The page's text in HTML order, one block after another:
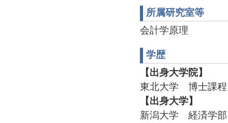
所属研究室等
会計学原理
学歴
【出身大学院】
東北大学 博士課
【出身大学】
新潟大学 経済学